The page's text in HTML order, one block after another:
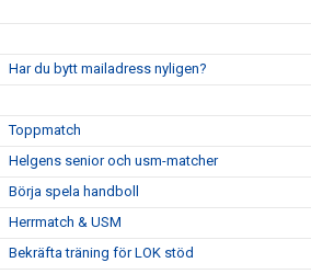
Har du bytt mailadress nyligen?
Toppmatch
Helgens senior och usm-matcher
Börja spela handboll
Herrmatch & USM
Bekräfta träning för LOK stöd